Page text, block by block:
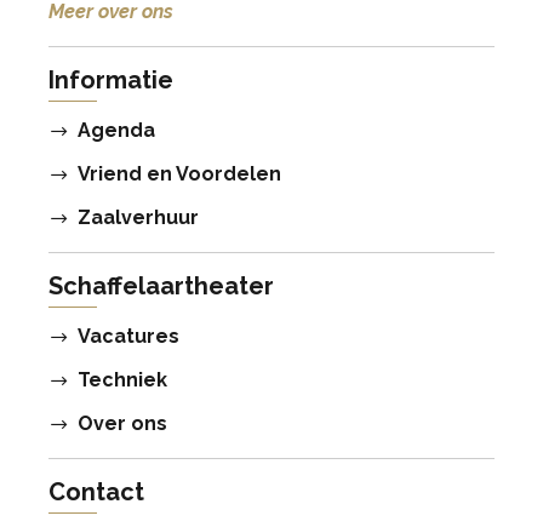
Meer over ons
Informatie
Agenda
Vriend en Voordelen
Zaalverhuur
Schaffelaartheater
Vacatures
Techniek
Over ons
Contact